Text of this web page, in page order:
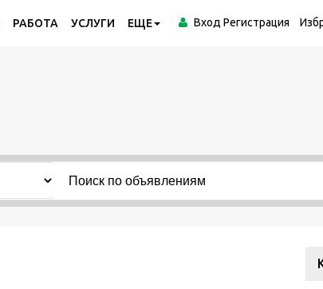
РАБОТА УСЛУГИ ЕЩЕ Вход Регистрация